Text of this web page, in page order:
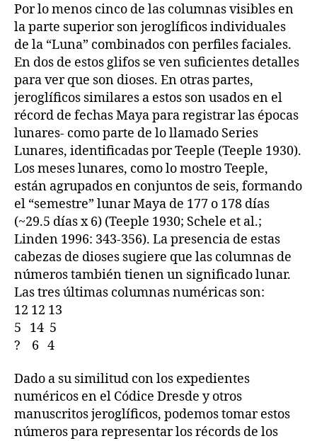
Por lo menos cinco de las columnas visibles en
la parte superior son jeroglíficos individuales
de la “Luna” combinados con perfiles faciales.
En dos de estos glifos se ven suficientes detalles
para ver que son dioses. En otras partes,
jeroglíficos similares a estos son usados en el
récord de fechas Maya para registrar las épocas
lunares- como parte de lo llamado Series
Lunares, identificadas por Teeple (Teeple 1930).
Los meses lunares, como lo mostro Teeple,
están agrupados en conjuntos de seis, formando
el “semestre” lunar Maya de 177 o 178 días
(~29.5 días x 6) (Teeple 1930; Schele et al.;
Linden 1996: 343-356). La presencia de estas
cabezas de dioses sugiere que las columnas de
números también tienen un significado lunar.
Las tres últimas columnas numéricas son:
12 12 13
5 14 5
? 6 4
Dado a su similitud con los expedientes
numéricos en el Códice Dresde y otros
manuscritos jeroglíficos, podemos tomar estos
números para representar los récords de los